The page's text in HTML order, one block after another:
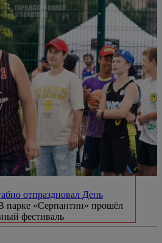
отпраздновал День
парке «Серпантин» прошёл
фестиваль